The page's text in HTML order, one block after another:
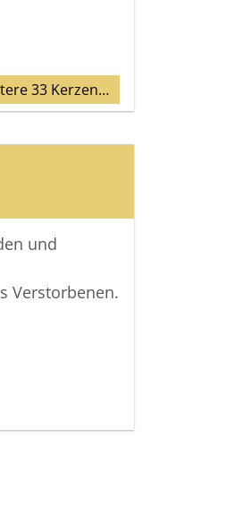
33 Kerzen…
und
Verstorbenen.